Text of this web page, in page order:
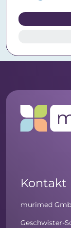
Kontakt
murimed
Geschwister-